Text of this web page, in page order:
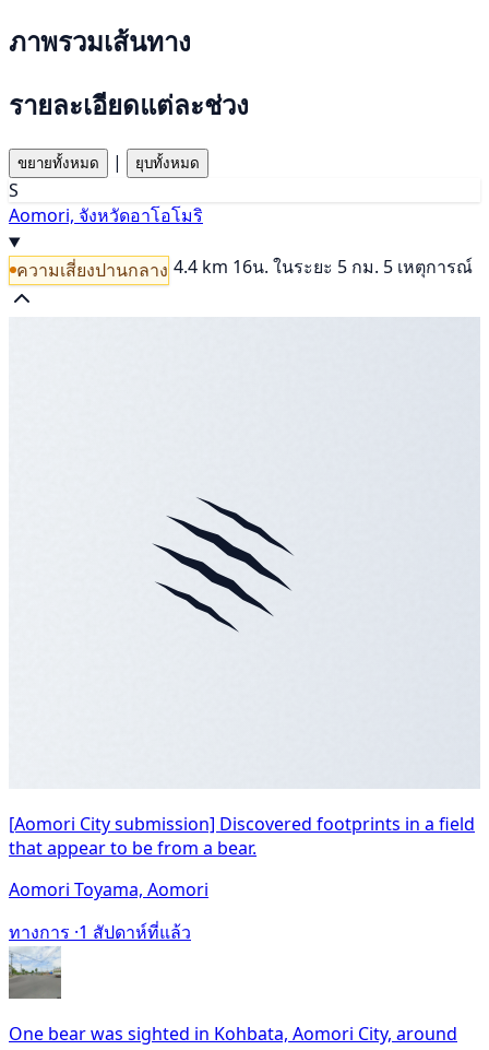
ภาพรวมเส้นทาง
รายละเอียดแต่ละช่วง
ขยายทั้งหมด | ยุบทั้งหมด
S
Aomori, จังหวัดอาโอโมริ
ความเสี่ยงปานกลาง 4.4 km 16น. ในระยะ 5 กม. 5 เหตุการณ์
[Aomori City submission] Discovered footprints in a field
that appear to be from a bear.
Aomori Toyama, Aomori
ทางการ ·1 สัปดาห์ที่แล้ว
One bear was sighted in Kohbata, Aomori City, around